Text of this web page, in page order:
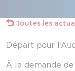
Toutes les
Départ pour
À la demande